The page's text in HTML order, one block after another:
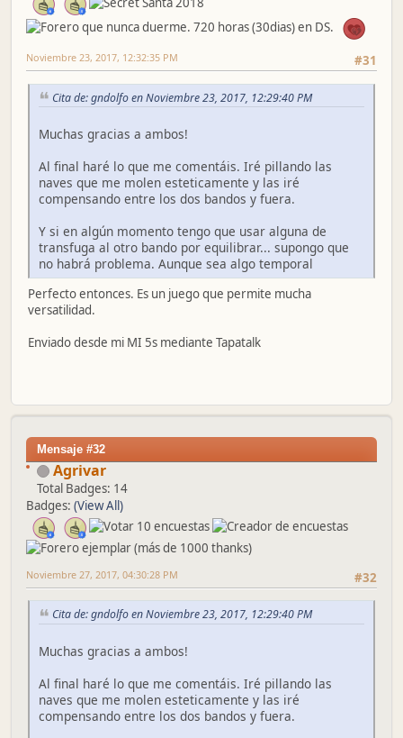
#31
Noviembre 23, 2017, 12:32:35 PM
Cita de: gndolfo en Noviembre 23, 2017, 12:29:40 PM
Muchas gracias a ambos!
Al final haré lo que me comentáis. Iré pillando las
naves que me molen esteticamente y las iré
compensando entre los dos bandos y fuera.
Y si en algún momento tengo que usar alguna de
transfuga al otro bando por equilibrar... supongo que
no habrá problema. Aunque sea algo temporal
Perfecto entonces. Es un juego que permite mucha
versatilidad.
Enviado desde mi MI 5s mediante Tapatalk
Mensaje #32
Agrivar
Total Badges: 14
Badges: (View All)
#32
Noviembre 27, 2017, 04:30:28 PM
Cita de: gndolfo en Noviembre 23, 2017, 12:29:40 PM
Muchas gracias a ambos!
Al final haré lo que me comentáis. Iré pillando las
naves que me molen esteticamente y las iré
compensando entre los dos bandos y fuera.